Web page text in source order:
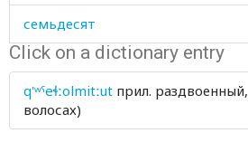
семьдесят
семья
семя
Click on a dictionary entry
q'ʷˤeɬːolmitːut прил. раздвоенный,
волосах)